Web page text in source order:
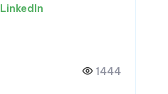
LinkedIn
1444